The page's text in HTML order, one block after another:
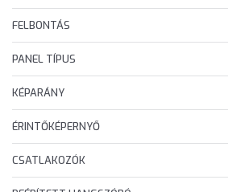
FELBONTÁS
PANEL TÍPUS
KÉPARÁNY
ÉRINTŐKÉPERNYŐ
CSATLAKOZÓK